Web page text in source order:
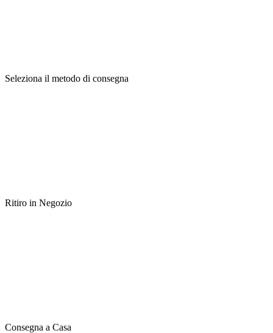
Seleziona il metodo di consegna
Ritiro in Negozio
Consegna a Casa